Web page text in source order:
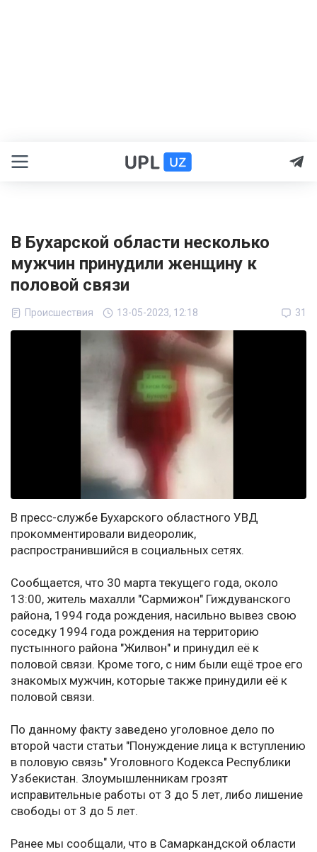
В Бухарской области несколько
мужчин принудили женщину к
половой связи
Происшествия 13-05-2023, 12:18 31
В пресс-службе Бухарского областного УВД
прокомментировали видеоролик,
распространившийся в социальных сетях.
Сообщается, что 30 марта текущего года, около
13:00, житель махалли "Сармижон" Гиждуванского
района, 1994 года рождения, насильно вывез свою
соседку 1994 года рождения на территорию
пустынного района "Жилвон" и принудил её к
половой связи. Кроме того, с ним были ещё трое его
знакомых мужчин, которые также принудили её к
половой связи.
По данному факту заведено уголовное дело по
второй части статьи "Понуждение лица к вступлению
в половую связь" Уголовного Кодекса Республики
Узбекистан. Злоумышленникам грозят
исправительные работы от 3 до 5 лет, либо лишение
свободы от 3 до 5 лет.
Ранее мы сообщали, что в Самаркандской области